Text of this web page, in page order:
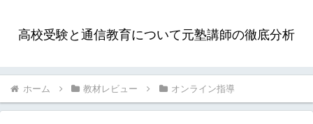
高校受験と通信教育について元塾講師の徹底分析
ホーム 教材レビュー オンライン指導